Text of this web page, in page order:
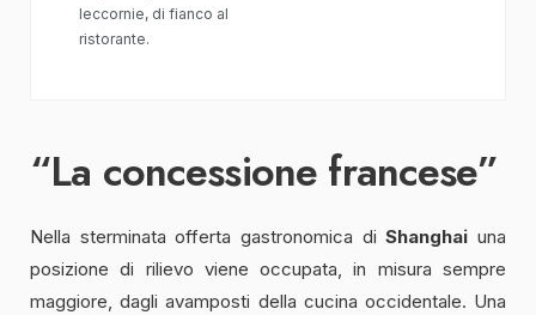
leccornie, di fianco al
ristorante.
“La concessione francese”
Nella sterminata offerta gastronomica diShanghai una
posizione di rilievo viene occupata, in misura sempre
maggiore, dagli avamposti della cucina occidentale. Una